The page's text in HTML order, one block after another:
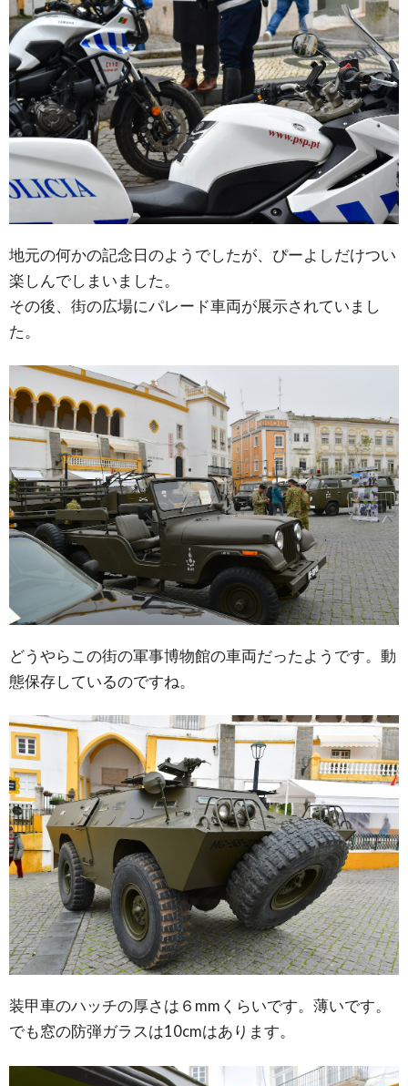
地元の何かの記念日のようでしたが、ぴーよしだけつい
楽しんでしまいました。
その後、街の広場にパレード車両が展示されていまし
た。
どうやらこの街の軍事博物館の車両だったようです。動
態保存しているのですね。
装甲車のハッチの厚さは６mmくらいです。薄いです。
でも窓の防弾ガラスは10cmはあります。